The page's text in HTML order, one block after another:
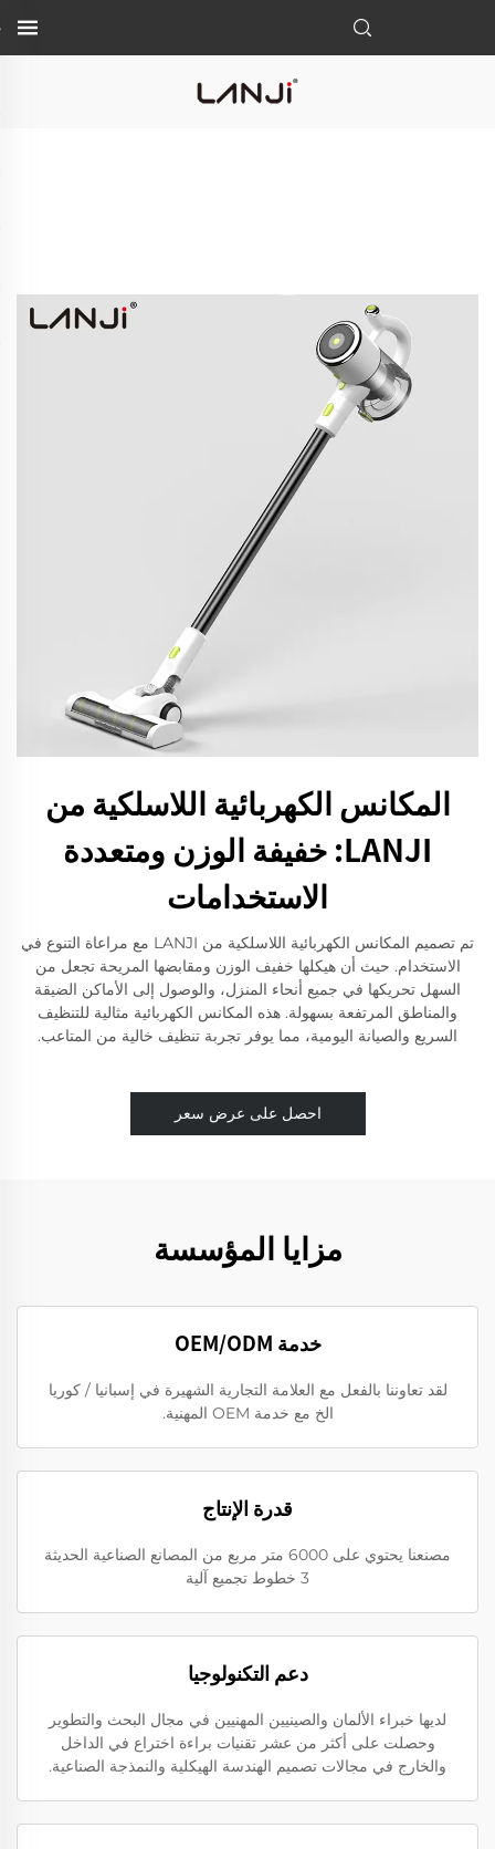
المكانس الكهربائية اللاسلكية من
LANJI: خفيفة الوزن ومتعددة
الاستخدامات
تم تصميم المكانس الكهربائية اللاسلكية من LANJI مع مراعاة التنوع في
الاستخدام. حيث أن هيكلها خفيف الوزن ومقابضها المريحة تجعل من
السهل تحريكها في جميع أنحاء المنزل، والوصول إلى الأماكن الضيقة
والمناطق المرتفعة بسهولة. هذه المكانس الكهربائية مثالية للتنظيف
السريع والصيانة اليومية، مما يوفر تجربة تنظيف خالية من المتاعب.
احصل على عرض سعر
مزايا المؤسسة
خدمة OEM/ODM
لقد تعاوننا بالفعل مع العلامة التجارية الشهيرة في إسبانيا / كوريا
الخ مع خدمة OEM المهنية.
قدرة الإنتاج
مصنعنا يحتوي على 6000 متر مربع من المصانع الصناعية الحديثة
3 خطوط تجميع آلية
دعم التكنولوجيا
لديها خبراء الألمان والصينيين المهنيين في مجال البحث والتطوير
وحصلت على أكثر من عشر تقنيات براءة اختراع في الداخل
والخارج في مجالات تصميم الهندسة الهيكلية والنمذجة الصناعية.